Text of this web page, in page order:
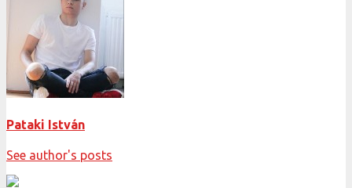
Pataki István
See author's posts